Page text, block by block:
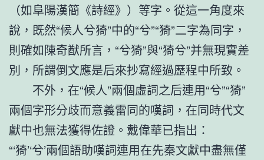
（如阜陽漢簡《詩經》）等字。從這一角度來
說，既然“候人兮猗”中的“兮”“猗”二字為同字，
則確如陳奇猷所言，“兮猗”與“猗兮”并無現實差
別，所謂倒文應是后來抄寫經過歷程中所致。
不外，在“候人”兩個虛詞之后連用“兮”“猗”
兩個字形分歧而意義雷同的嘆詞，在同時代文
獻中也無法獲得佐證。戴偉華已指出：
“‘猗’‘兮’兩個語助嘆詞連用在先秦文獻中盡無僅